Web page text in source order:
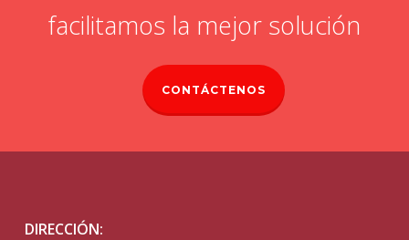
facilitamos la mejor solución
CONTÁCTENOS
DIRECCIÓN: